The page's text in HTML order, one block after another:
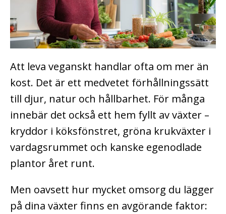
Att leva veganskt handlar ofta om mer än
kost. Det är ett medvetet förhållningssätt
till djur, natur och hållbarhet. För många
innebär det också ett hem fyllt av växter –
kryddor i köksfönstret, gröna krukväxter i
vardagsrummet och kanske egenodlade
plantor året runt.
Men oavsett hur mycket omsorg du lägger
på dina växter finns en avgörande faktor: